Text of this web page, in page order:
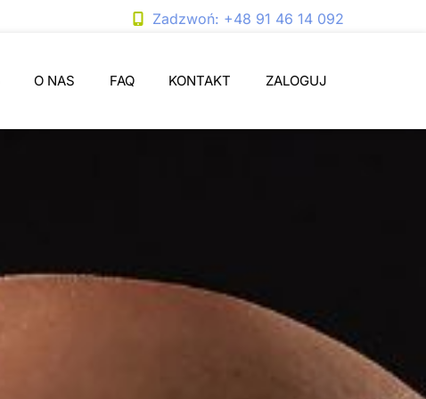
Zadzwoń: +48 91 46 14 092
O NAS FAQ KONTAKT ZALOGUJ